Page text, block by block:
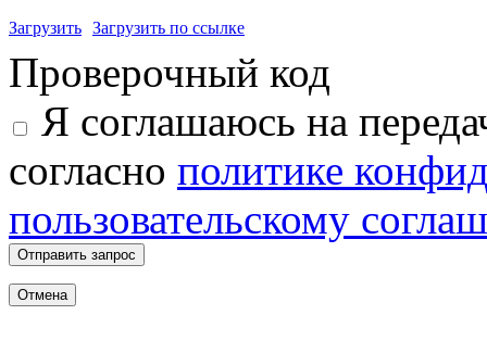
Загрузить Загрузить по ссылке
Проверочный код
Я соглашаюсь на
согласно политике
пользовательскому
Отправить запрос
Отмена